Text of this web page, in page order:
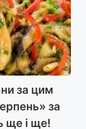
за цим
за
ще і ще!